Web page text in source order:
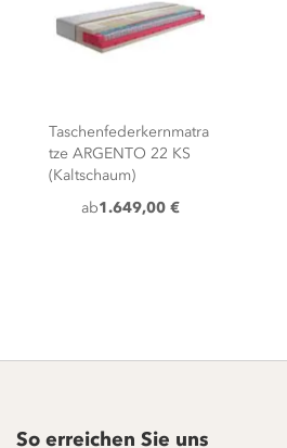
Taschenfederkernmatra
tze ARGENTO 22 KS
(Kaltschaum)
ab1.649,00 €
So erreichen Sie uns